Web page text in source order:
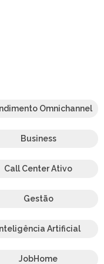
Omnichannel
Business
Call Center Ativo
Gestão
Artificial
JobHome